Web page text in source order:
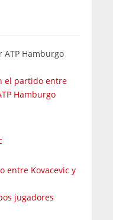
Hamburgo
el partido entre
Hamburgo
entre Kovacevic y
jugadores